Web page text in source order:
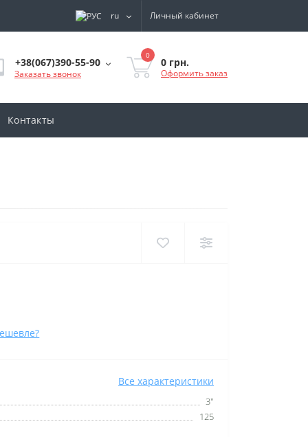
ru Личный кабинет
+38(067)390-55-90
Заказать звонок
0
0 грн.
Оформить заказ
Контакты
Все характеристики
3"
125